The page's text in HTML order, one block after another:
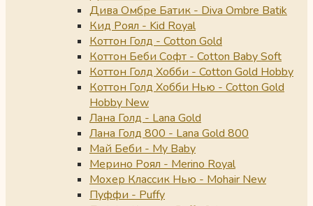
Дива Омбре Батик - Diva Ombre Batik
Кид Роял - Kid Royal
Коттон Голд - Cotton Gold
Коттон Беби Софт - Cotton Baby Soft
Коттон Голд Хобби - Cotton Gold Hobby
Коттон Голд Хобби Нью - Cotton Gold
Hobby New
Лана Голд - Lana Gold
Лана Голд 800 - Lana Gold 800
Май Беби - My Baby
Мерино Роял - Merino Royal
Мохер Классик Нью - Mohair New
Пуффи - Puffy